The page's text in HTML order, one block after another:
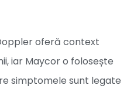
oferă context
iar Maycor o folosește
simptomele sunt legate